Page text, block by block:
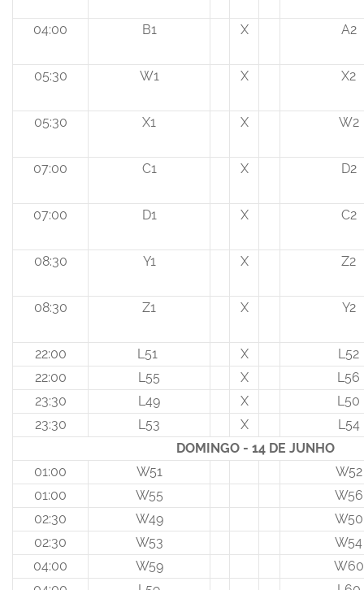
04:00 B1 X A2
05:30 W1 X X2
05:30 X1 X W2
07:00 C1 X D2
07:00 D1 X C2
08:30 Y1 X Z2
08:30 Z1 X Y2
22:00 L51 X
L52
22:00
L55 X
L56
23:30
L49 X
L50
23:30
L53 X
L54
DOMINGO - 14 DE JUNHO
01:00
W51
W52
01:00
W55
W56
02:30
W49
W50
02:30
W53
W54
04:00
W59
W60